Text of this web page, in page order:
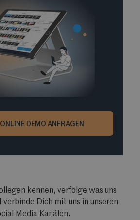
DEMO ANFRAGEN
kennen, verfolge was uns
Dich mit uns in unseren
Media Kanälen.